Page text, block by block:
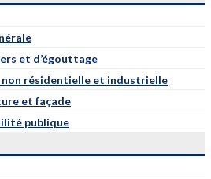
et d’égouttage
résidentielle et industrielle
et façade
publique